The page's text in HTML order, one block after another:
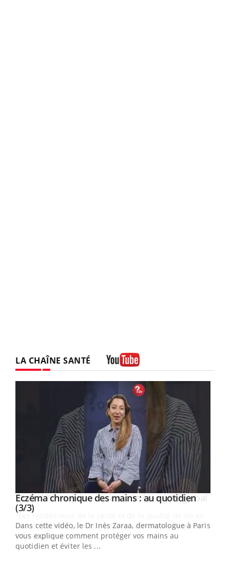
LA CHAÎNE SANTÉ
Youtube
Youtube
Eczéma chronique des mains : au quotidien
(3/3)Youtube
Dans cette vidéo, le Dr Inès Zaraa, dermatologue à Paris,
vous explique comment protéger vos mains au
quotidien et éviter les ...